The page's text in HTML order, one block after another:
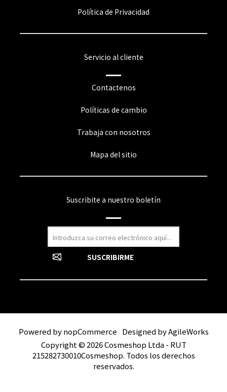
Política de Privacidad
Servicio al cliente
Contactenos
Políticas de cambio
Trabaja con nosotros
Mapa del sitio
Suscribite a nuestro boletín
Powered bynopCommerce Designed byAgileWorks
Copyright © 2026 Cosmeshop Ltda - RUT
215282730010Cosmeshop. Todos los derechos
reservados.